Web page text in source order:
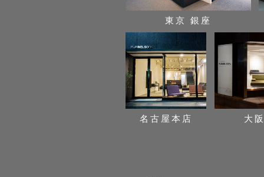
東京 銀座
名古屋本店 大阪